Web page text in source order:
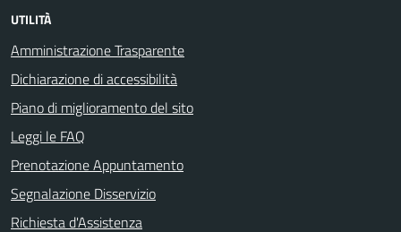
UTILITÀ
Amministrazione Trasparente
Dichiarazione di accessibilità
Piano di miglioramento del sito
Leggi le FAQ
Prenotazione Appuntamento
Segnalazione Disservizio
Richiesta d'Assistenza